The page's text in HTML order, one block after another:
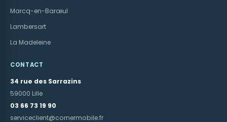
Marcq-en-Barœul
Lambersart
La Madeleine
CONTACT
34 rue des Sarrazins
59000 Lille
03 66 73 19 90
serviceclient@cornermobile.fr